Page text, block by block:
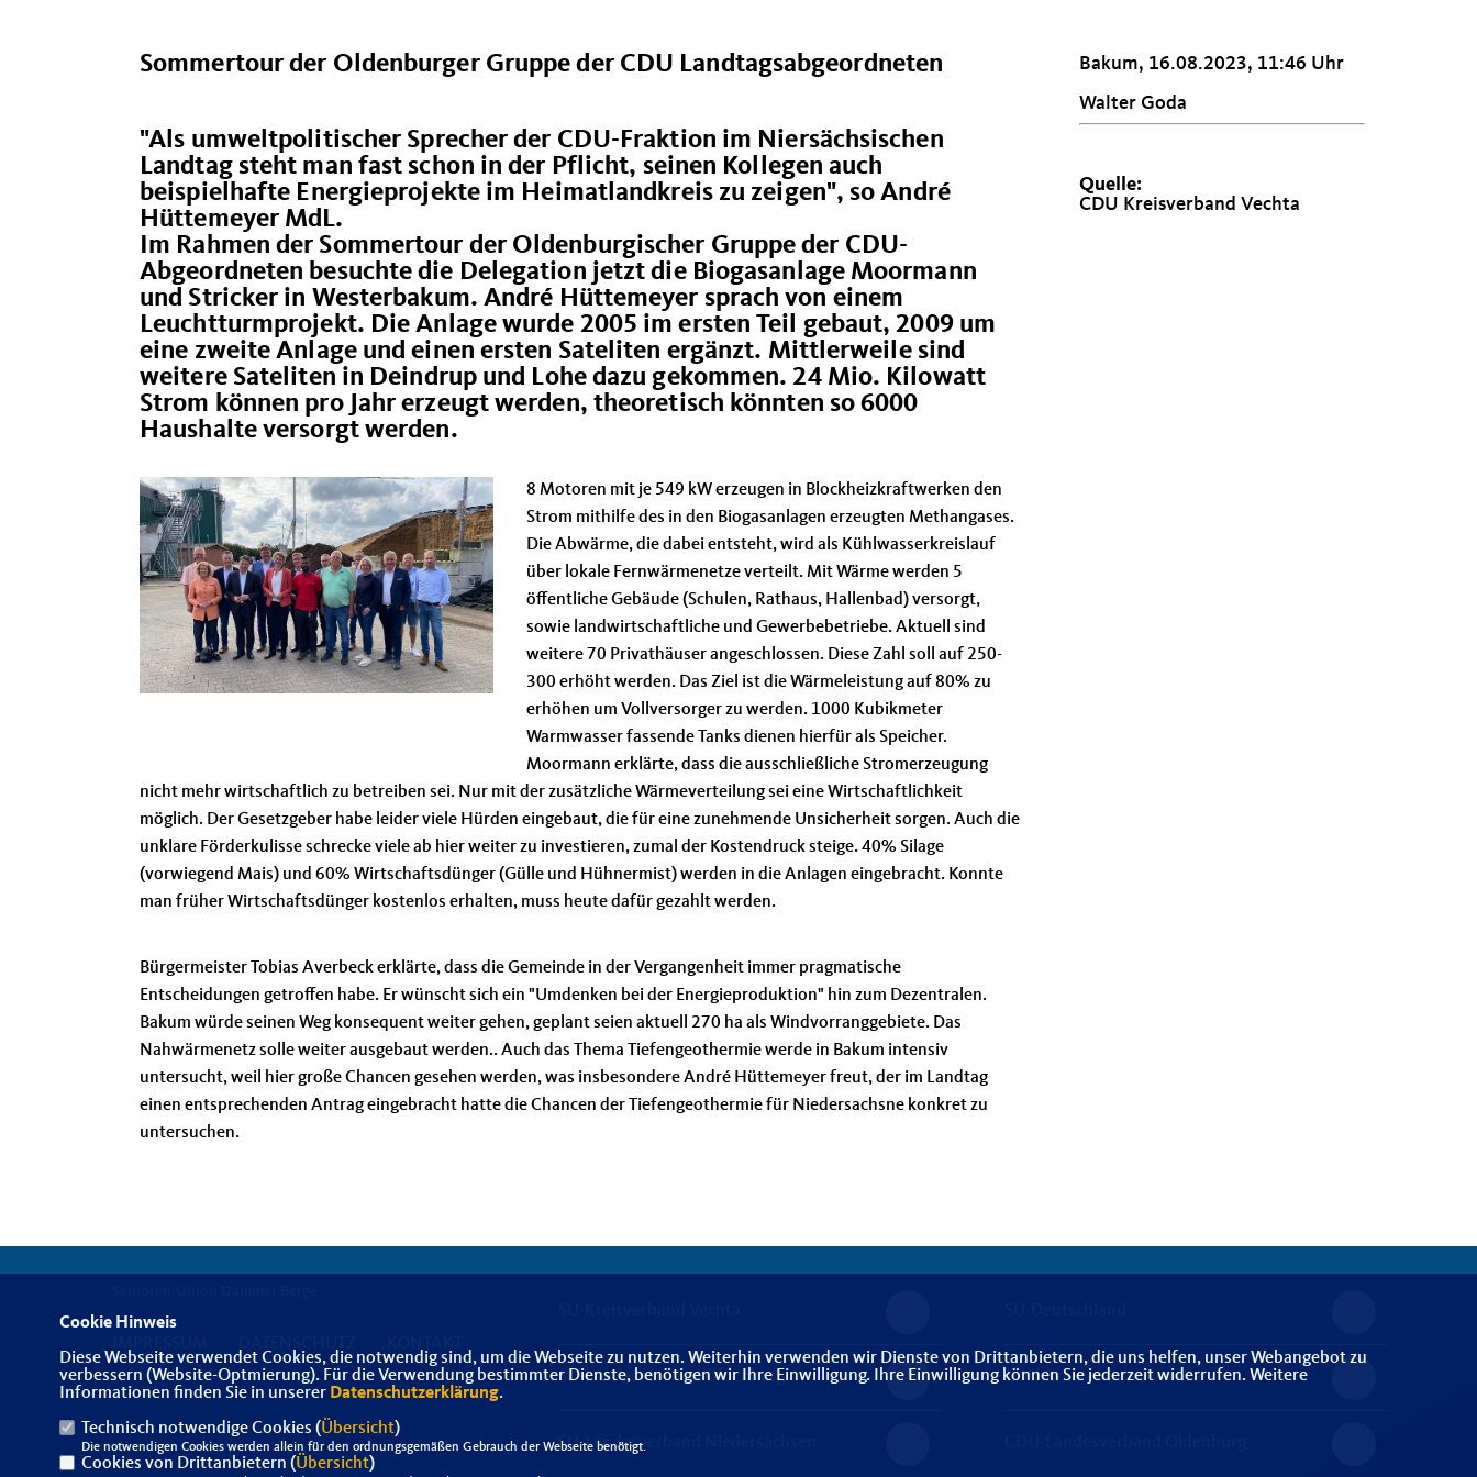
Sommertour der Oldenburger Gruppe der CDU Landtagsabgeordneten
"Als umweltpolitischer Sprecher der CDU-Fraktion im Niersächsischen
Landtag steht man fast schon in der Pflicht, seinen Kollegen auch
beispielhafte Energieprojekte im Heimatlandkreis zu zeigen", so André
Hüttemeyer MdL.
Im Rahmen der Sommertour der Oldenburgischer Gruppe der CDU-
Abgeordneten besuchte die Delegation jetzt die Biogasanlage Moormann
und Stricker in Westerbakum. André Hüttemeyer sprach von einem
Leuchtturmprojekt. Die Anlage wurde 2005 im ersten Teil gebaut, 2009 um
eine zweite Anlage und einen ersten Sateliten ergänzt. Mittlerweile sind
weitere Sateliten in Deindrup und Lohe dazu gekommen. 24 Mio. Kilowatt
Strom können pro Jahr erzeugt werden, theoretisch könnten so 6000
Haushalte versorgt werden.
8 Motoren mit je 549 kW erzeugen in Blockheizkraftwerken den
Strom mithilfe des in den Biogasanlagen erzeugten Methangases.
Die Abwärme, die dabei entsteht, wird als Kühlwasserkreislauf
über lokale Fernwärmenetze verteilt. Mit Wärme werden 5
öffentliche Gebäude (Schulen, Rathaus, Hallenbad) versorgt,
sowie landwirtschaftliche und Gewerbebetriebe. Aktuell sind
weitere 70 Privathäuser angeschlossen. Diese Zahl soll auf 250-
300 erhöht werden. Das Ziel ist die Wärmeleistung auf 80% zu
erhöhen um Vollversorger zu werden. 1000 Kubikmeter
Warmwasser fassende Tanks dienen hierfür als Speicher.
Moormann erklärte, dass die ausschließliche Stromerzeugung
nicht mehr wirtschaftlich zu betreiben sei. Nur mit der zusätzliche Wärmeverteilung sei eine Wirtschaftlichkeit
möglich. Der Gesetzgeber habe leider viele Hürden eingebaut, die für eine zunehmende Unsicherheit sorgen. Auch die
unklare Förderkulisse schrecke viele ab hier weiter zu investieren, zumal der Kostendruck steige. 40% Silage
(vorwiegend Mais) und 60% Wirtschaftsdünger (Gülle und Hühnermist) werden in die Anlagen eingebracht. Konnte
man früher Wirtschaftsdünger kostenlos erhalten, muss heute dafür gezahlt werden.
Bürgermeister Tobias Averbeck erklärte, dass die Gemeinde in der Vergangenheit immer pragmatische
Entscheidungen getroffen habe. Er wünscht sich ein "Umdenken bei der Energieproduktion" hin zum Dezentralen.
Bakum würde seinen Weg konsequent weiter gehen, geplant seien aktuell 270 ha als Windvorranggebiete. Das
Nahwärmenetz solle weiter ausgebaut werden.. Auch das Thema Tiefengeothermie werde in Bakum intensiv
untersucht, weil hier große Chancen gesehen werden, was insbesondere André Hüttemeyer freut, der im Landtag
einen entsprechenden Antrag eingebracht hatte die Chancen der Tiefengeothermie für Niedersachsne konkret zu
untersuchen.
Bakum, 16.08.2023, 11:46 Uhr
Walter Goda
Quelle:
CDU Kreisverband Vechta
SU-Landesverband Oldenburg
SU-Landesverband Niedersachsen
CDU-Kreisverband Vechta
Cookie Hinweis
Diese Webseite verwendet Cookies, die notwendig sind, um die Webseite zu nutzen. Weiterhin verwenden wir Dienste von Drittanbietern, die uns helfen, unser Webangebot zu
verbessern (Website-Optmierung). Für die Verwendung bestimmter Dienste, benötigen wir Ihre Einwilligung. Ihre Einwilligung können Sie jederzeit widerrufen. Weitere
Informationen finden Sie in unserer Datenschutzerklärung.
Technisch notwendige Cookies (Übersicht)
Die notwendigen Cookies werden allein für den ordnungsgemäßen Gebrauch der Webseite benötigt.
Cookies von Drittanbietern (Übersicht)